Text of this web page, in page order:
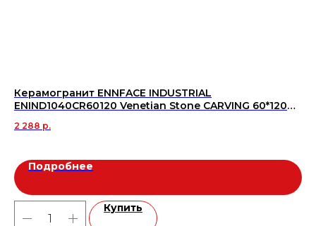
Керамогранит ENNFACE INDUSTRIAL
ENIND1040CR60120 Venetian Stone CARVING 60*120
2 288 р.
Подробнее
Купить